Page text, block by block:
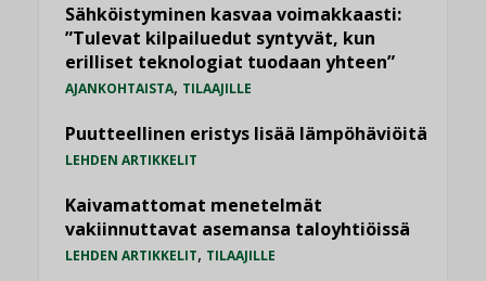
Sähköistyminen kasvaa voimakkaasti:
”Tulevat kilpailuedut syntyvät, kun
erilliset teknologiat tuodaan yhteen”
AJANKOHTAISTA, TILAAJILLE
Puutteellinen eristys lisää lämpöhäviöitä
LEHDEN ARTIKKELIT
Kaivamattomat menetelmät
vakiinnuttavat asemansa taloyhtiöissä
LEHDEN ARTIKKELIT, TILAAJILLE